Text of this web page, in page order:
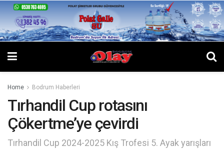
Home Bodrum Haberleri
Tırhandil Cup rotasını
Çökertme’ye çevirdi
Tırhandil Cup 2024-2025 Kış Trofesi 5. Ayak yarışları